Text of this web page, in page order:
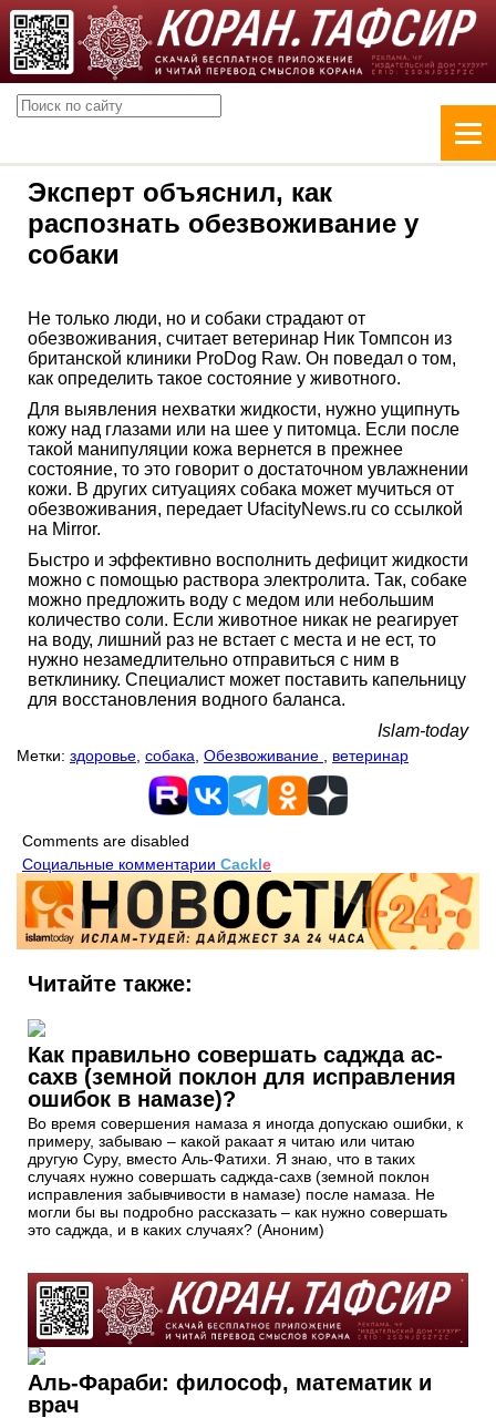
Эксперт объяснил, как
распознать обезвоживание у
собаки
Не только люди, но и собаки страдают от
обезвоживания, считает ветеринар Ник Томпсон из
британской клиники ProDog Raw. Он поведал о том,
как определить такое состояние у животного.
Для выявления нехватки жидкости, нужно ущипнуть
кожу над глазами или на шее у питомца. Если после
такой манипуляции кожа вернется в прежнее
состояние, то это говорит о достаточном увлажнении
кожи. В других ситуациях собака может мучиться от
обезвоживания, передает UfacityNews.ru со ссылкой
на Mirror.
Быстро и эффективно восполнить дефицит жидкости
можно с помощью раствора электролита. Так, собаке
можно предложить воду с медом или небольшим
количество соли. Если животное никак не реагирует
на воду, лишний раз не встает с места и не ест, то
нужно незамедлительно отправиться с ним в
ветклинику. Специалист может поставить капельницу
для восстановления водного баланса.
Islam-today
Метки: здоровье собака Обезвоживание ветеринар
Comments are disabled
Социальные комментарии Cackle
Читайте также:
Как правильно совершать саджда ас-
сахв (земной поклон для исправления
ошибок в намазе)?
Во время совершения намаза я иногда допускаю ошибки, к
примеру, забываю – какой ракаат я читаю или читаю
другую Суру, вместо Аль-Фатихи. Я знаю, что в таких
случаях нужно совершать саджда-сахв (земной поклон
исправления забывчивости в намазе) после намаза. Не
могли бы вы подробно рассказать – как нужно совершать
это саджда, и в каких случаях? (Аноним)
Аль-Фараби: философ, математик и
врач